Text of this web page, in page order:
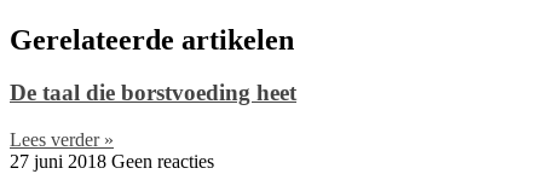
Gerelateerde artikelen
De taal die borstvoeding heet
Lees verder »
27 juni 2018 Geen reacties